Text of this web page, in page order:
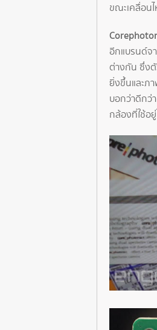
ขณะเคลื่อน
อีกแบรนด์จ
ต่างกัน ซึ่งตั
ยิ่งขึ้นและภ
บอกว่าดีกว่
กล้องที่ใช้อ